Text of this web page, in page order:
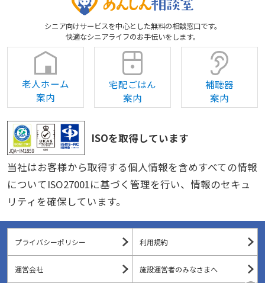
シニア向けサービスを中心とした無料の相談窓口です。
快適なシニアライフのお手伝いをします。
老人ホーム
案内
宅配ごはん
案内
補聴器
案内
ISOを取得しています
当社はお客様から取得する個人情報を含めすべての情報
についてISO27001に基づく管理を行い、情報のセキュ
リティを確保しています。
プライバシーポリシー 利用規約
運営会社 施設運営者のみなさまへ